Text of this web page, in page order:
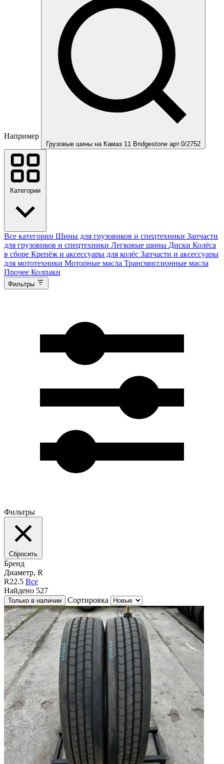
Например
Грузовые шины на Камаз 11 Bridgestone арт.0/2752
Категории
Все категории Шины для грузовиков и спецтехники Запчасти
для грузовиков и спецтехники Легковые шины Диски Колёса
в сборе Крепёж и аксессуары для колёс Запчасти и аксессуары
для мототехники Моторные масла Трансмиссионные масла
Прочее Колпаки
Фильтры
Фильтры
Сбросить
Бренд
Диаметр, R
R22.5 Все
Найдено 527
Только в наличии Сортировка